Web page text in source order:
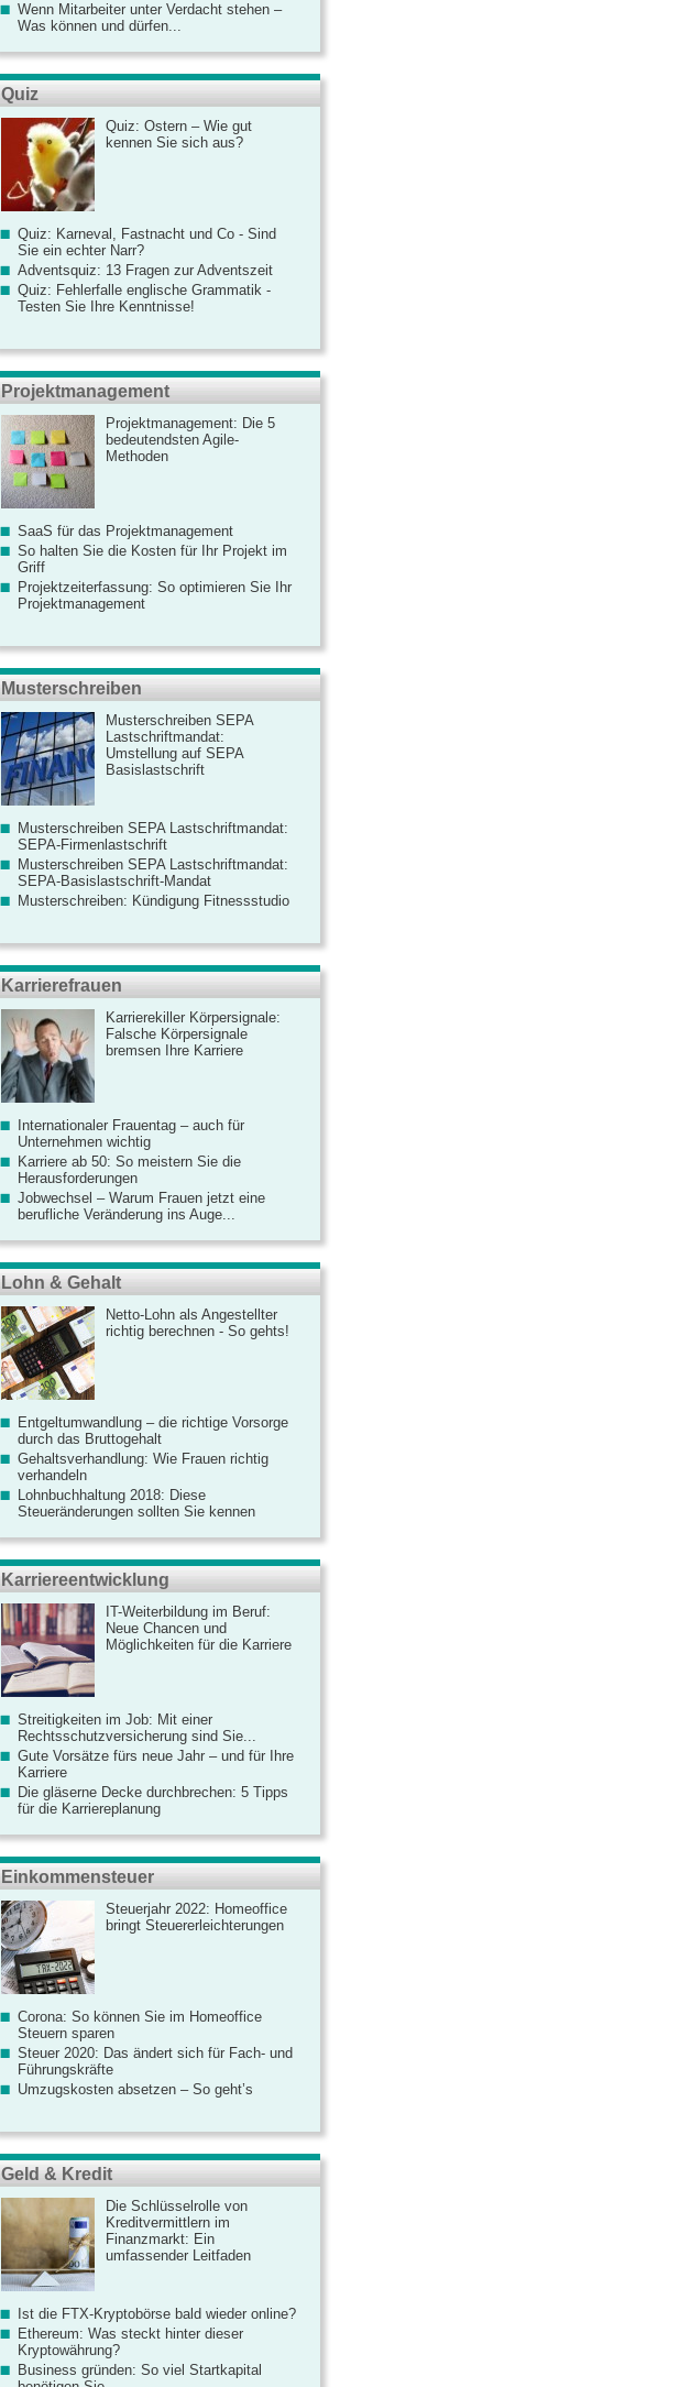
Wenn Mitarbeiter unter Verdacht stehen –
Was können und dürfen...
Quiz
Quiz: Ostern – Wie gut
kennen Sie sich aus?
Quiz: Karneval, Fastnacht und Co - Sind
Sie ein echter Narr?
Adventsquiz: 13 Fragen zur Adventszeit
Quiz: Fehlerfalle englische Grammatik -
Testen Sie Ihre Kenntnisse!
Projektmanagement
Projektmanagement: Die 5
bedeutendsten Agile-
Methoden
SaaS für das Projektmanagement
So halten Sie die Kosten für Ihr Projekt im
Griff
Projektzeiterfassung: So optimieren Sie Ihr
Projektmanagement
Musterschreiben
Musterschreiben SEPA
Lastschriftmandat:
Umstellung auf SEPA
Basislastschrift
Musterschreiben SEPA Lastschriftmandat:
SEPA-Firmenlastschrift
Musterschreiben SEPA Lastschriftmandat:
SEPA-Basislastschrift-Mandat
Musterschreiben: Kündigung Fitnessstudio
Karrierefrauen
Karrierekiller Körpersignale:
Falsche Körpersignale
bremsen Ihre Karriere
Internationaler Frauentag – auch für
Unternehmen wichtig
Karriere ab 50: So meistern Sie die
Herausforderungen
Jobwechsel – Warum Frauen jetzt eine
berufliche Veränderung ins Auge...
Lohn & Gehalt
Netto-Lohn als Angestellter
richtig berechnen - So gehts!
Entgeltumwandlung – die richtige Vorsorge
durch das Bruttogehalt
Gehaltsverhandlung: Wie Frauen richtig
verhandeln
Lohnbuchhaltung 2018: Diese
Steueränderungen sollten Sie kennen
Karriereentwicklung
IT-Weiterbildung im Beruf:
Neue Chancen und
Möglichkeiten für die Karriere
Streitigkeiten im Job: Mit einer
Rechtsschutzversicherung sind Sie...
Gute Vorsätze fürs neue Jahr – und für Ihre
Karriere
Die gläserne Decke durchbrechen: 5 Tipps
für die Karriereplanung
Einkommensteuer
Steuerjahr 2022: Homeoffice
bringt Steuererleichterungen
Corona: So können Sie im Homeoffice
Steuern sparen
Steuer 2020: Das ändert sich für Fach- und
Führungskräfte
Umzugskosten absetzen – So geht’s
Geld & Kredit
Die Schlüsselrolle von
Kreditvermittlern im
Finanzmarkt: Ein
umfassender Leitfaden
Ist die FTX-Kryptobörse bald wieder online?
Ethereum: Was steckt hinter dieser
Kryptowährung?
Business gründen: So viel Startkapital